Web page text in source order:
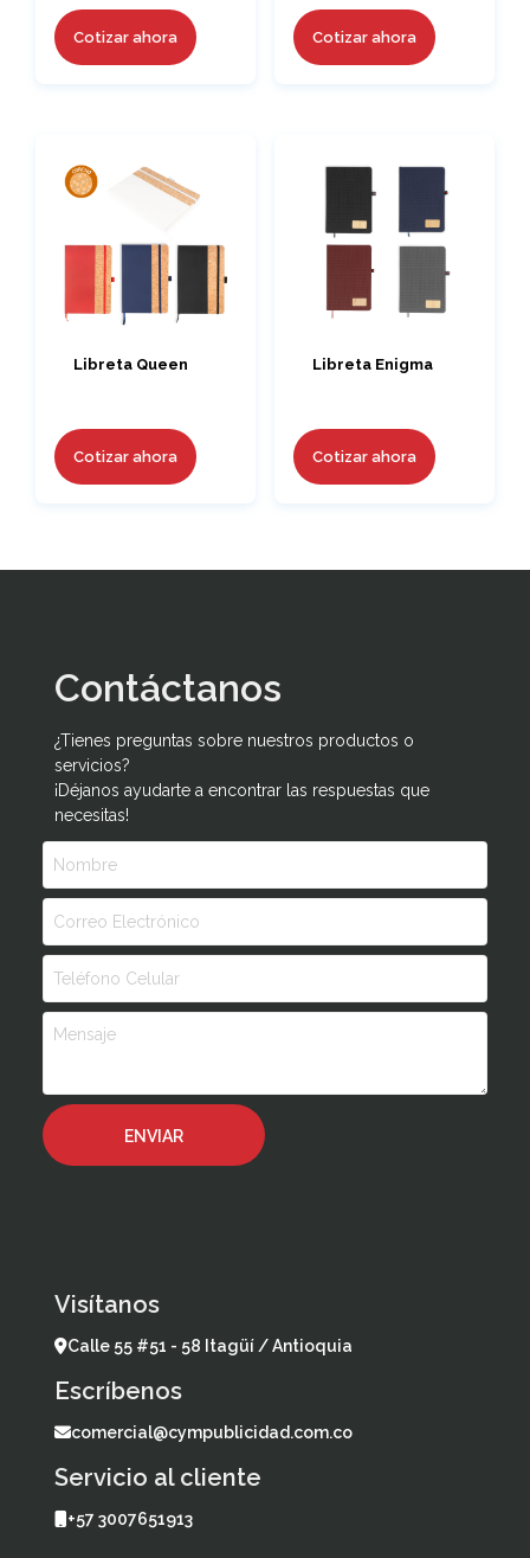
Cotizar ahora Cotizar ahora
Libreta Queen
Cotizar ahora
Libreta Enigma
Cotizar ahora
Contáctanos
¿Tienes preguntas sobre nuestros productos o
servicios?
¡Déjanos ayudarte a encontrar las respuestas que
necesitas!
Visítanos
Calle 55 #51 - 58 Itagüí / Antioquia
Escríbenos
comercial@cympublicidad.com.co
Servicio al cliente
+57 3007651913